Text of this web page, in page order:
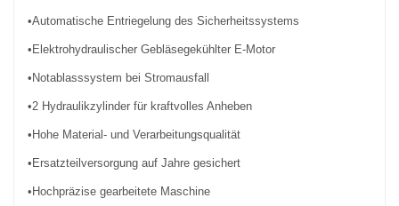
•Automatische Entriegelung des Sicherheitssystems
•Elektrohydraulischer Gebläsegekühlter E-Motor
•Notablasssystem bei Stromausfall
•2 Hydraulikzylinder für kraftvolles Anheben
•Hohe Material- und Verarbeitungsqualität
•Ersatzteilversorgung auf Jahre gesichert
•Hochpräzise gearbeitete Maschine